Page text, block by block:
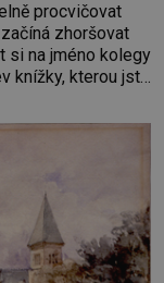
procvičovat
zhoršovat
si na jméno kolegy
knížky, kterou jste